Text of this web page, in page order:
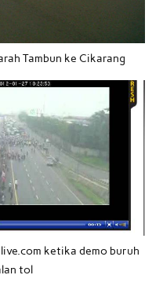
Tambun ke Cikarang
ketika demo buruh
tol